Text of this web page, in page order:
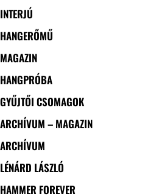
INTERJÚ
HANGERŐMŰ
MAGAZIN
HANGPRÓBA
GYŰJTŐI CSOMAGOK
ARCHÍVUM – MAGAZIN
ARCHÍVUM
LÉNÁRD LÁSZLÓ
HAMMER FOREVER